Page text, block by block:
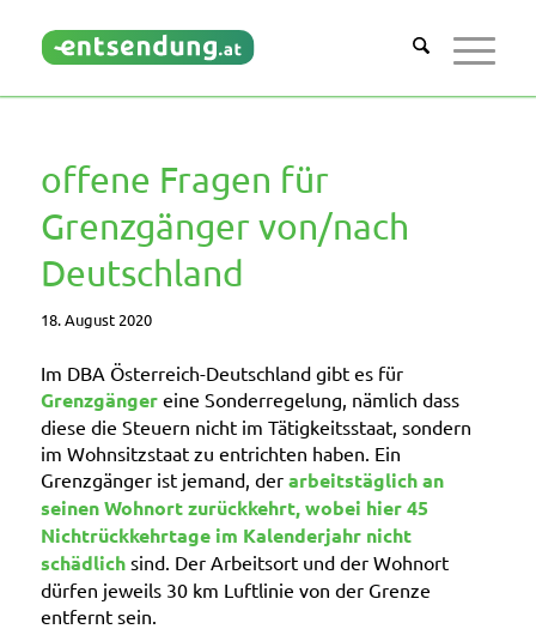
offene Fragen für
Grenzgänger von/nach
Deutschland
18. August 2020
Im DBA Österreich-Deutschland gibt es für
Grenzgänger eine Sonderregelung, nämlich dass
diese die Steuern nicht im Tätigkeitsstaat, sondern
im Wohnsitzstaat zu entrichten haben. Ein
Grenzgänger ist jemand, der arbeitstäglich an
seinen Wohnort zurückkehrt, wobei hier 45
Nichtrückkehrtage im Kalenderjahr nicht
schädlich sind. Der Arbeitsort und der Wohnort
dürfen jeweils 30 km Luftlinie von der Grenze
entfernt sein.